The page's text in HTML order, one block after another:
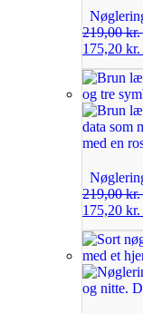
219,00kr.
175,20 kr.
219,00kr.
175,20 kr.